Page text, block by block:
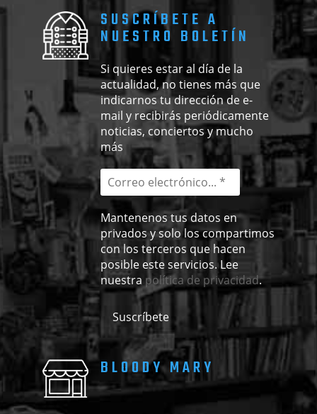
SUSCRÍBETE A
NUESTRO BOLETÍN
Si quieres estar al día de la
actualidad, no tienes más que
indicarnos tu dirección de e-
mail y recibirás periódicamente
noticias, conciertos y mucho
más
Mantenenos tus datos en
privados y solo los compartimos
con los terceros que hacen
posible este servicios. Lee
nuestra política de privacidad.
BLOODY MARY